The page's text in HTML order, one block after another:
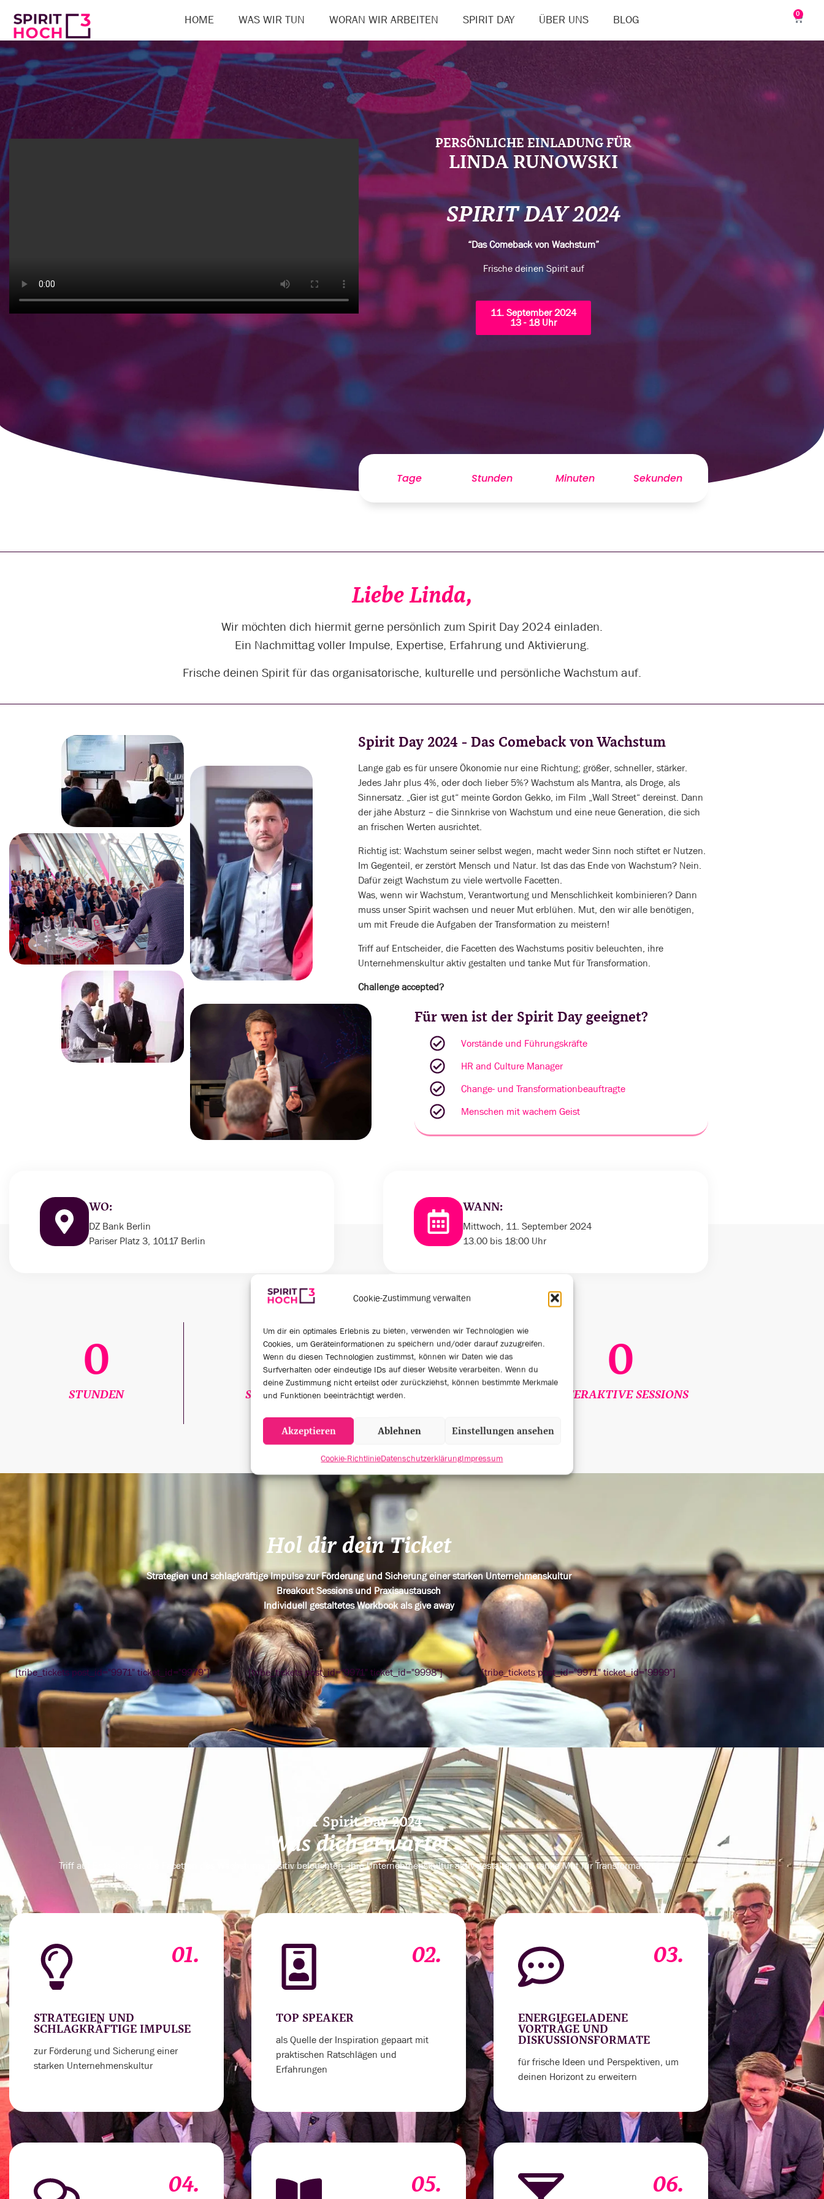
Cookie-Zustimmung verwalten
Um dir ein optimales Erlebnis zu bieten, verwenden wir Technologien wie
Cookies, um Geräteinformationen zu speichern und/oder darauf zuzugreifen.
Wenn du diesen Technologien zustimmst, können wir Daten wie das
Surfverhalten oder eindeutige IDs auf dieser Website verarbeiten. Wenn du
deine Zustimmung nicht erteilst oder zurückziehst, können bestimmte Merkmale
und Funktionen beeinträchtigt werden.
Akzeptieren Ablehnen Einstellungen ansehen
Cookie-RichtlinieDatenschutzerklärungImpressum
HOME WAS WIR TUN WORAN WIR ARBEITEN SPIRIT DAY ÜBER UNS BLOG 0
PERSÖNLICHE EINLADUNG FÜR
LINDA RUNOWSKI
SPIRIT DAY 2024
“Das Comeback von Wachstum”
Frische deinen Spirit auf
11. September 2024
13 - 18 Uhr
Tage Stunden Minuten Sekunden
Liebe Linda,
Wir möchten dich hiermit gerne persönlich zum Spirit Day 2024 einladen.
Ein Nachmittag voller Impulse, Expertise, Erfahrung und Aktivierung.
Frische deinen Spirit für das organisatorische, kulturelle und persönliche Wachstum auf.
Spirit Day 2024 - Das Comeback von Wachstum
Lange gab es für unsere Ökonomie nur eine Richtung; größer, schneller, stärker.
Jedes Jahr plus 4%, oder doch lieber 5%? Wachstum als Mantra, als Droge, als
Sinnersatz. „Gier ist gut“ meinte Gordon Gekko, im Film „Wall Street“ dereinst. Dann
der jähe Absturz – die Sinnkrise von Wachstum und eine neue Generation, die sich
an frischen Werten ausrichtet.
Richtig ist: Wachstum seiner selbst wegen, macht weder Sinn noch stiftet er Nutzen.
Im Gegenteil, er zerstört Mensch und Natur. Ist das das Ende von Wachstum? Nein.
Dafür zeigt Wachstum zu viele wertvolle Facetten.
Was, wenn wir Wachstum, Verantwortung und Menschlichkeit kombinieren? Dann
muss unser Spirit wachsen und neuer Mut erblühen. Mut, den wir alle benötigen,
um mit Freude die Aufgaben der Transformation zu meistern!
Triff auf Entscheider, die Facetten des Wachstums positiv beleuchten, ihre
Unternehmenskultur aktiv gestalten und tanke Mut für Transformation.
Challenge accepted?
Für wen ist der Spirit Day geeignet?
Vorstände und Führungskräfte
HR and Culture Manager
Change- und Transformationbeauftragte
Menschen mit wachem Geist
WO:
DZ Bank Berlin
Pariser Platz 3, 10117 Berlin
WANN:
Mittwoch, 11. September 2024
13.00 bis 18:00 Uhr
STUNDEN
0
SPEAKER
0
EVENT SESSIONS
0
INTERAKTIVE SESSIONS
0
Hol dir dein Ticket
Strategien und schlagkräftige Impulse zur Förderung und Sicherung einer starken Unternehmenskultur
Breakout Sessions und Praxisaustausch
Individuell gestaltetes Workbook als give away
[tribe_tickets post_id="9971" ticket_id="9979"] [tribe_tickets post_id="9971" ticket_id="9998"] [tribe_tickets post_id="9971" ticket_id="9999"]
Der Spirit Day 2024
Was dich erwartet
Triff auf Entscheider, die Facetten des Wachstums positiv beleuchten, ihre Unternehmenskultur aktiv gestalten und tanke Mut für Transformation.
01.
STRATEGIEN UND
SCHLAGKRÄFTIGE IMPULSE
zur Förderung und Sicherung einer
starken Unternehmenskultur
02.
TOP SPEAKER
als Quelle der Inspiration gepaart mit
praktischen Ratschlägen und
Erfahrungen
03.
ENERGIEGELADENE
VORTRÄGE UND
DISKUSSIONSFORMATE
für frische Ideen und Perspektiven, um
deinen Horizont zu erweitern
04. 05. 06.